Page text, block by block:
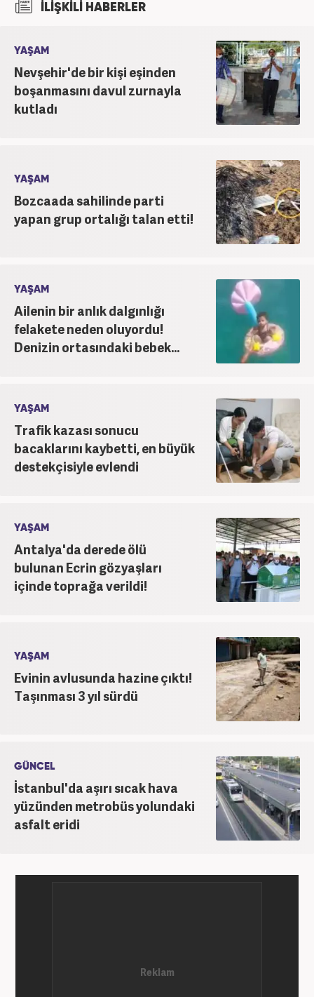
İLİŞKİLİ HABERLER
YAŞAM
Nevşehir'de bir kişi eşinden
boşanmasını davul zurnayla
kutladı
YAŞAM
Bozcaada sahilinde parti
yapan grup ortalığı talan etti!
YAŞAM
Ailenin bir anlık dalgınlığı
felakete neden oluyordu!
Denizin ortasındaki bebek...
YAŞAM
Trafik kazası sonucu
bacaklarını kaybetti, en büyük
destekçisiyle evlendi
YAŞAM
Antalya'da derede ölü
bulunan Ecrin gözyaşları
içinde toprağa verildi!
YAŞAM
Evinin avlusunda hazine çıktı!
Taşınması 3 yıl sürdü
GÜNCEL
İstanbul'da aşırı sıcak hava
yüzünden metrobüs yolundaki
asfalt eridi